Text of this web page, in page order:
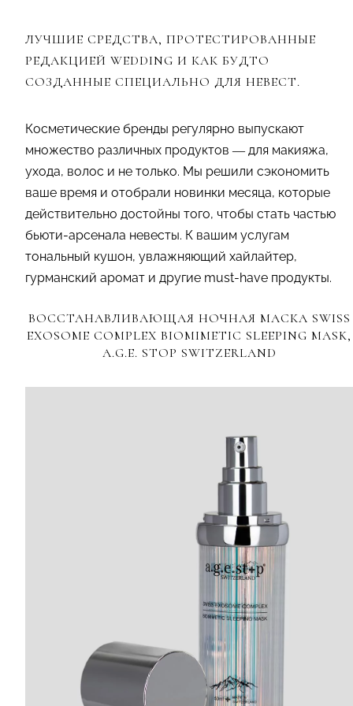
ЛУЧШИЕ СРЕДСТВА, ПРОТЕСТИРОВАННЫЕ
РЕДАКЦИЕЙ WEDDING И КАК БУДТО
СОЗДАННЫЕ СПЕЦИАЛЬНО ДЛЯ НЕВЕСТ.
Косметические бренды регулярно выпускают
множество различных продуктов — для макияжа,
ухода, волос и не только. Мы решили сэкономить
ваше время и отобрали новинки месяца, которые
действительно достойны того, чтобы стать частью
бьюти-арсенала невесты. К вашим услугам
тональный кушон, увлажняющий хайлайтер,
гурманский аромат и другие must-have продукты.
ВОССТАНАВЛИВАЮЩАЯ НОЧНАЯ МАСКА SWISS
EXOSOME COMPLEX BIOMIMETIC SLEEPING MASK,
A.G.E. STOP SWITZERLAND